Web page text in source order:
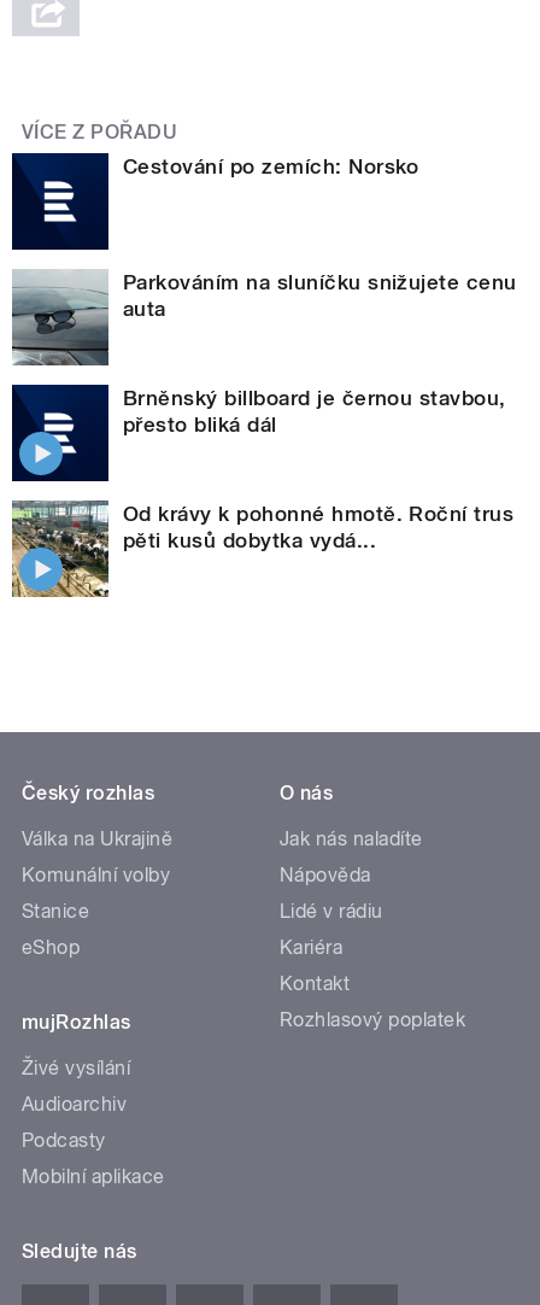
VÍCE Z POŘADU
Cestování po zemích: Norsko
Parkováním na sluníčku snižujete cenu
auta
Brněnský billboard je černou stavbou,
přesto bliká dál
Od krávy k pohonné hmotě. Roční trus
pěti kusů dobytka vydá...
Český rozhlas
Válka na Ukrajině
Komunální volby
Stanice
eShop
mujRozhlas
Živé vysílání
Audioarchiv
Podcasty
Mobilní aplikace
O nás
Jak nás naladíte
Nápověda
Lidé v rádiu
Kariéra
Kontakt
Rozhlasový poplatek
Sledujte nás